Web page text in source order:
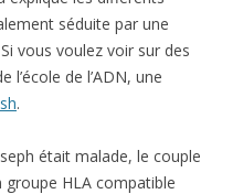
séduite par une
vous voulez voir sur des
de l’ADN, une
.
était malade, le couple
HLA compatible